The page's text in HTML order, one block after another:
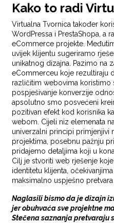
Kako to radi
Virtualna Tvornica također
WordPressa i PrestaShopa, a
eCommerce projekte.
uvijek klijentu sugeriramo
unikatnog dizajna. Pazimo na
eCommerceu koje rezultiraju
različitim webovima koristimo
pospješivanje konverzije
apsolutno smo posvećeni
pozitivan efekt kod korisnika
webom. Cijeli niz elemenata
univerzalni principi primjenjivi
projektima, posebnu pažnju
pridajemo detaljima koji u
Cilj je stvoriti web rješenje
identitetu klijenta,
maksimalno uspješno
Naglasili bismo da je dizajn
jer obuhvaća sve projektne
Stečena saznanja pretvaraju